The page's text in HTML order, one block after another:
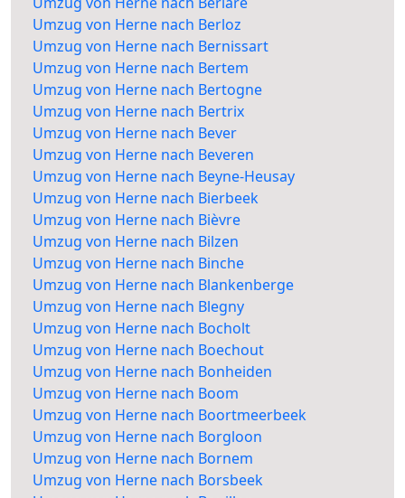
Umzug von Herne nach Berloz
Umzug von Herne nach Bernissart
Umzug von Herne nach Bertem
Umzug von Herne nach Bertogne
Umzug von Herne nach Bertrix
Umzug von Herne nach Bever
Umzug von Herne nach Beveren
Umzug von Herne nach Beyne-Heusay
Umzug von Herne nach Bierbeek
Umzug von Herne nach Bièvre
Umzug von Herne nach Bilzen
Umzug von Herne nach Binche
Umzug von Herne nach Blankenberge
Umzug von Herne nach Blegny
Umzug von Herne nach Bocholt
Umzug von Herne nach Boechout
Umzug von Herne nach Bonheiden
Umzug von Herne nach Boom
Umzug von Herne nach Boortmeerbeek
Umzug von Herne nach Borgloon
Umzug von Herne nach Bornem
Umzug von Herne nach Borsbeek